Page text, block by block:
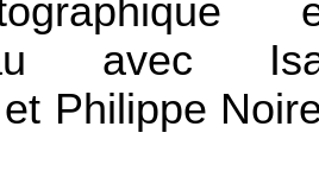
avec
Philippe